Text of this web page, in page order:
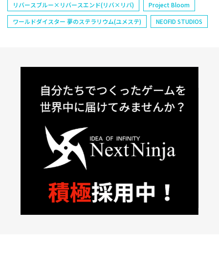
リバースブルー×リバースエンド(リバ×リバ)
Project Bloom
ワールドダイスター 夢のステラリウム(ユメステ)
NEOFID STUDIOS